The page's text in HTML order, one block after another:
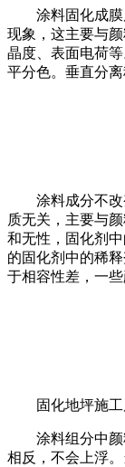
涂料固化成
现象，这主要与
晶度、表面电荷
平分色。垂直分
涂料成分不
质无关，主要与
和无性，固化剂
的固化剂中的稀
于相容性差，一
固化地坪施
涂料组分中
相反，不会上浮